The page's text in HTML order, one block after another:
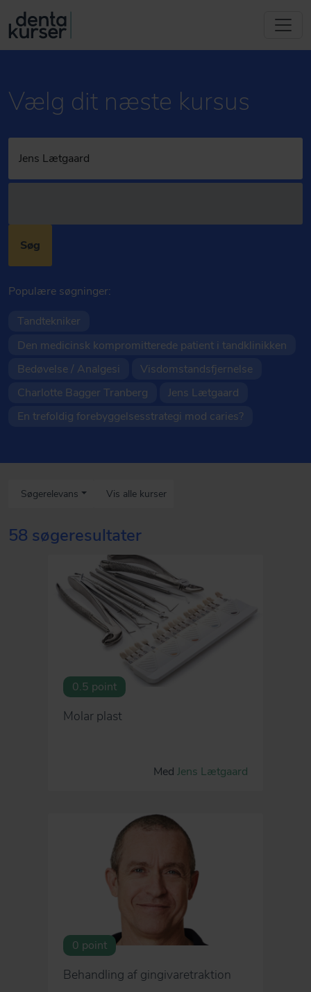
Vælg dit næste kursus
Søg
Populære søgninger:
Tandtekniker
Den medicinsk kompromitterede patient i tandklinikken
Bedøvelse / Analgesi
Visdomstandsfjernelse
Charlotte Bagger Tranberg
Jens Lætgaard
En trefoldig forebyggelsesstrategi mod caries?
Søgerelevans Vis alle kurser
58 søgeresultater
0.5 point
Molar plast
Med Jens Lætgaard
0 point
Behandling af gingivaretraktion